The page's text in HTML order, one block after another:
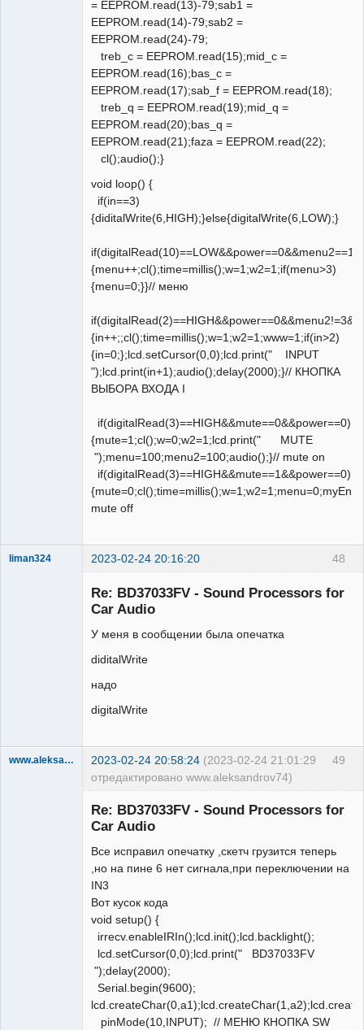
= EEPROM.read(13)-79;sab1 =
EEPROM.read(14)-79;sab2 =
EEPROM.read(24)-79;
treb_c = EEPROM.read(15);mid_c =
EEPROM.read(16);bas_c =
EEPROM.read(17);sab_f = EEPROM.read(18);
treb_q = EEPROM.read(19);mid_q =
EEPROM.read(20);bas_q =
EEPROM.read(21);faza = EEPROM.read(22);
cl();audio();}
void loop() {
if(in==3)
{diditalWrite(6,HIGH);}else{digitalWrite(6,LOW);}
{menu++;cl();time=millis();w=1;w2=1;if(menu>3)
{menu=0;}}// меню
{in++;;cl();time=millis();w=1;w2=1;www=1;if(in>2)
{in=0;};lcd.setCursor(0,0);lcd.print(" INPUT
");lcd.print(in+1);audio();delay(2000);}// КНОПКА
ВЫБОРА ВХОДА I
if(digitalRead(3)==HIGH&&mute==0&&power==0)
{mute=1;cl();w=0;w2=1;lcd.print(" MUTE
");menu=100;menu2=100;audio();}// mute on
if(digitalRead(3)==HIGH&&mute==1&&power==0)
mute off
48
liman324 2023-02-24 20:16:20
Re: BD37033FV - Sound Processors for
Car Audio
У меня в сообщении была опечатка
diditalWrite
надо
digitalWrite
49
www.aleksandrov74 2023-02-24 20:58:24 (2023-02-24 21:01:29
отредактировано www.aleksandrov74)
Re: BD37033FV - Sound Processors for
Car Audio
Все исправил опечатку ,скетч грузится теперь
,но на пине 6 нет сигнала,при переключении на
IN3
Вот кусок кода
void setup() {
irrecv.enableIRIn();lcd.init();lcd.backlight();
lcd.setCursor(0,0);lcd.print(" BD37033FV
");delay(2000);
Serial.begin(9600);
pinMode(10,INPUT); // МЕНЮ КНОПКА SW